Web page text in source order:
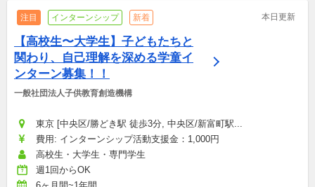
注目 インターンシップ 新着 本日更新
【高校生〜大学生】子どもたちと
関わり、自己理解を深める学童イ
ンターン募集！！
一般社団法人子供教育創造機構
東京 [中央区/勝どき駅 徒歩3分, 中央区/新富町駅...
費用: インターンシップ活動支援金：1,000円
高校生・大学生・専門学生
週1回からOK